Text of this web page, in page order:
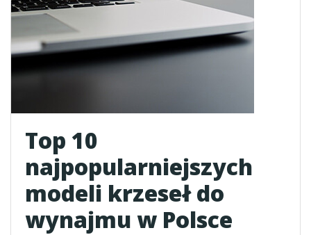
Top 10
najpopularniejszych
modeli krzeseł do
wynajmu w Polsce